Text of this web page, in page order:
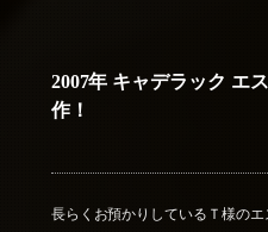
2007年 キャデラック エ
作！
長らくお預かりしているＴ様の